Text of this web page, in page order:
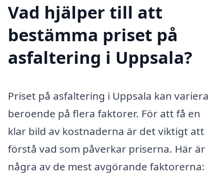
Vad hjälper till att
bestämma priset på
asfaltering i Uppsala?
Priset på asfaltering i Uppsala kan variera
beroende på flera faktorer. För att få en
klar bild av kostnaderna är det viktigt att
förstå vad som påverkar priserna. Här är
några av de mest avgörande faktorerna: